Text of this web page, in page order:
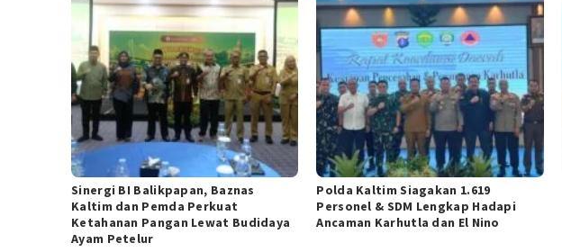
Sinergi BI Balikpapan, Baznas
Kaltim dan Pemda Perkuat
Ketahanan Pangan Lewat Budidaya
Ayam Petelur
Polda Kaltim Siagakan 1.619
Personel & SDM Lengkap Hadapi
Ancaman Karhutla dan El Nino